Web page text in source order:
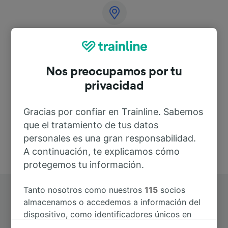
06122 Halle
Deutschland
Nos preocupamos por tu
privacidad
Gracias por confiar en Trainline. Sabemos
que el tratamiento de tus datos
personales es una gran responsabilidad.
A continuación, te explicamos cómo
protegemos tu información.
Tanto nosotros como nuestros115 socios
almacenamos o accedemos a información del
dispositivo, como identificadores únicos en